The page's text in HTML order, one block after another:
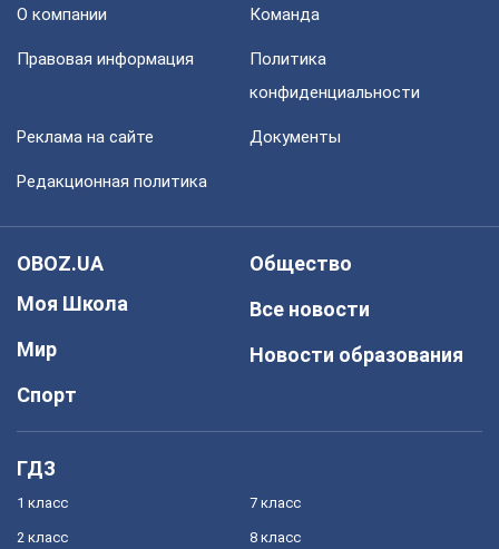
О компании Команда
Правовая информация
Политика
конфиденциальности
Реклама на сайте Документы
Редакционная политика
OBOZ.UA
Моя Школа
Мир
Спорт
Общество
Все новости
Новости образования
ГДЗ
1 класс
2 класс
7 класс
8 класс